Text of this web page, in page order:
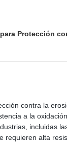
Protección
contra la
a la
incluidas
alta